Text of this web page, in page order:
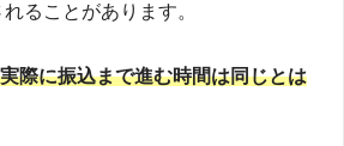
ることがあります。
際に振込まで進む時間は同じとは